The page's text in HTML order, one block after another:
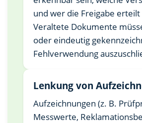
und wer die Freigabe erteilt
Veraltete Dokumente
oder eindeutig
Fehlverwendung
Lenkung von
Aufzeichnungen (z. B.
Messwerte,